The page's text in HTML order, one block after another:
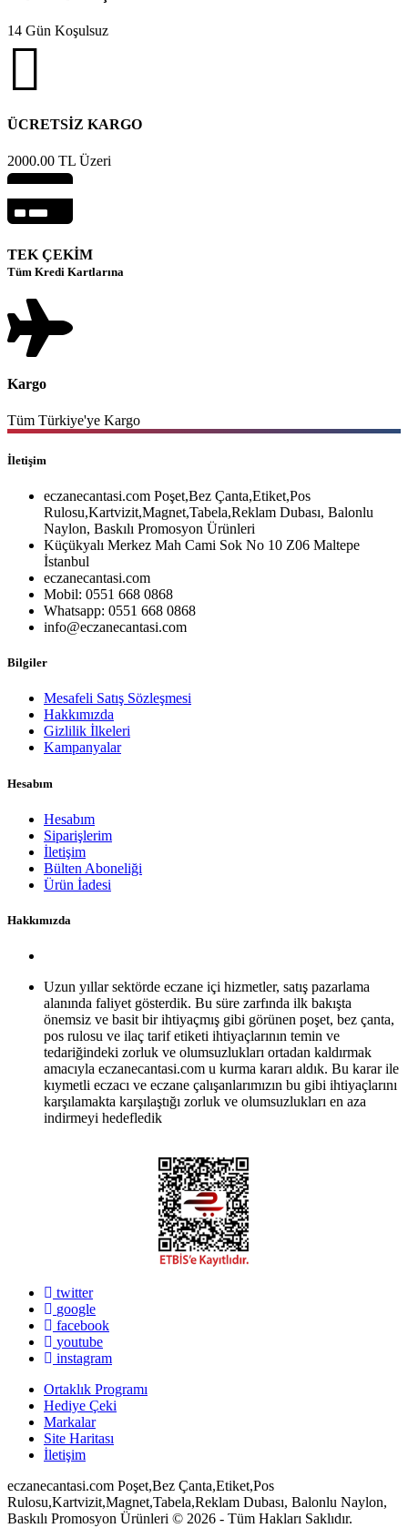
14 Gün Koşulsuz
ÜCRETSİZ KARGO
2000.00 TL Üzeri
TEK ÇEKİM
Tüm Kredi Kartlarına
Kargo
Tüm Türkiye'ye Kargo
İletişim
eczanecantasi.com Poşet,Bez Çanta,Etiket,Pos
Rulosu,Kartvizit,Magnet,Tabela,Reklam Dubası, Balonlu
Naylon, Baskılı Promosyon Ürünleri
Küçükyalı Merkez Mah Cami Sok No 10 Z06 Maltepe
İstanbul
eczanecantasi.com
Mobil: 0551 668 0868
Whatsapp: 0551 668 0868
info@eczanecantasi.com
Bilgiler
Mesafeli Satış Sözleşmesi
Hakkımızda
Gizlilik İlkeleri
Kampanyalar
Hesabım
Hesabım
Siparişlerim
İletişim
Bülten Aboneliği
Ürün İadesi
Hakkımızda
Uzun yıllar sektörde eczane içi hizmetler, satış pazarlama
alanında faliyet gösterdik. Bu süre zarfında ilk bakışta
önemsiz ve basit bir ihtiyaçmış gibi görünen poşet, bez çanta,
pos rulosu ve ilaç tarif etiketi ihtiyaçlarının temin ve
tedariğindeki zorluk ve olumsuzlukları ortadan kaldırmak
amacıyla eczanecantasi.com u kurma kararı aldık. Bu karar ile
kıymetli eczacı ve eczane çalışanlarımızın bu gibi ihtiyaçlarını
karşılamakta karşılaştığı zorluk ve olumsuzlukları en aza
indirmeyi hedefledik
twitter
google
facebook
youtube
instagram
Ortaklık Programı
Hediye Çeki
Markalar
Site Haritası
İletişim
eczanecantasi.com Poşet,Bez Çanta,Etiket,Pos
Rulosu,Kartvizit,Magnet,Tabela,Reklam Dubası, Balonlu Naylon,
Baskılı Promosyon Ürünleri © 2026 - Tüm Hakları Saklıdır.